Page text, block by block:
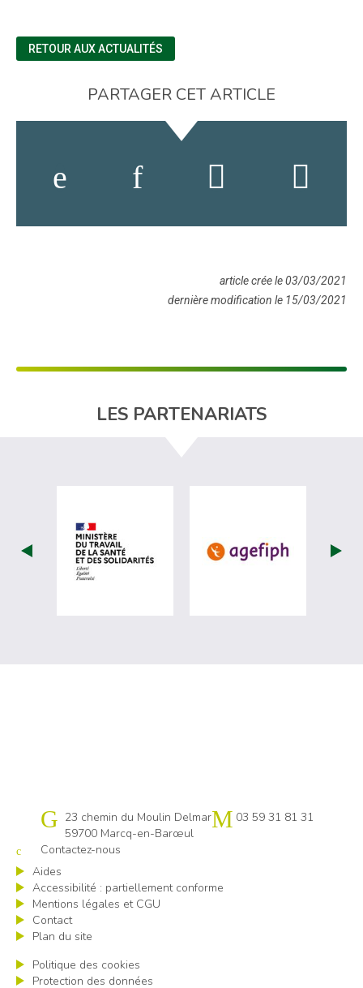
RETOUR AUX ACTUALITÉS
PARTAGER CET ARTICLE
article crée le 03/03/2021
dernière modification le 15/03/2021
LES PARTENARIATS
visiter les site de Ministère du travail
visiter les
Cap emploi 59 Lille
23 chemin du Moulin Delmar
59700 Marcq-en-Barœul
03 59 31 81 31
Contactez-nous
Aides
Accessibilité : partiellement conforme
Mentions légales et CGU
Contact
Plan du site
Politique des cookies
Protection des données